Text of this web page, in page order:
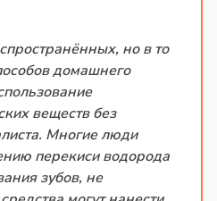
но в то
домашнего
веществ без
Многие люди
перекиси водорода
зубов, не